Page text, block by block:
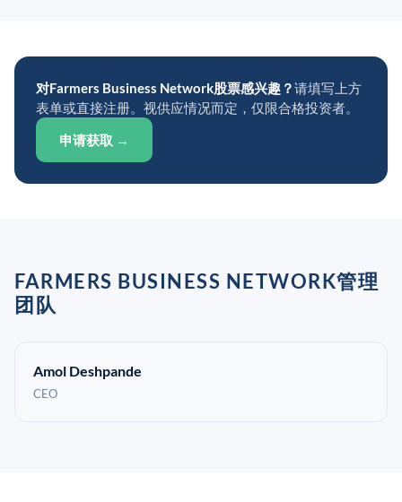
对Farmers Business Network股票感兴趣？请填写上方
表单或直接注册。视供应情况而定，仅限合格投资者。
申请获取 →
FARMERS BUSINESS NETWORK管理
团队
Amol Deshpande
CEO